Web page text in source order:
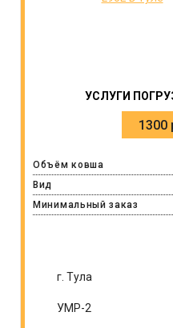
УСЛУГИ
1300
Объём ковша
Вид
Минимальный заказ
г. Тула
УМР-2